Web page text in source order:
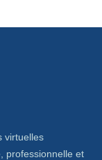
virtuelles
professionnelle et